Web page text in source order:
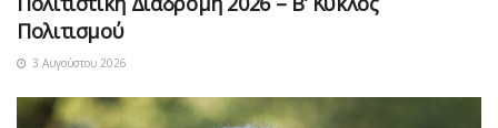
Πολιτισμού
3 Αυγούστου 2026